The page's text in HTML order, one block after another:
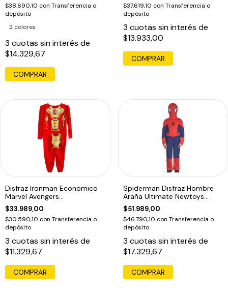
$38.690,10 con Transferencia o
depósito
2 colores
3 cuotas sin interés de
$14.329,67
COMPRAR
$37.619,10 con Transferencia o
depósito
3 cuotas sin interés de
$13.933,00
COMPRAR
Disfraz Ironman Economico
Marvel Avengers
Dramatizacion Edu
$33.989,00
$30.590,10 con Transferencia o
depósito
3 cuotas sin interés de
$11.329,67
COMPRAR
Spiderman Disfraz Hombre
Araña Ultimate Newtoys
Original Edu
$51.989,00
$46.790,10 con Transferencia o
depósito
3 cuotas sin interés de
$17.329,67
COMPRAR